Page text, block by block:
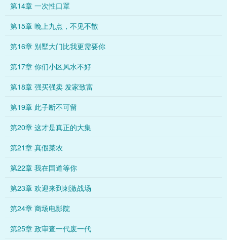
第14章 一次性口罩
第15章 晚上九点，不见不散
第16章 别墅大门比我更需要你
第17章 你们小区风水不好
第18章 强买强卖 发家致富
第19章 此子断不可留
第20章 这才是真正的大集
第21章 真假菜农
第22章 我在国道等你
第23章 欢迎来到刺激战场
第24章 商场电影院
第25章 政审查一代废一代